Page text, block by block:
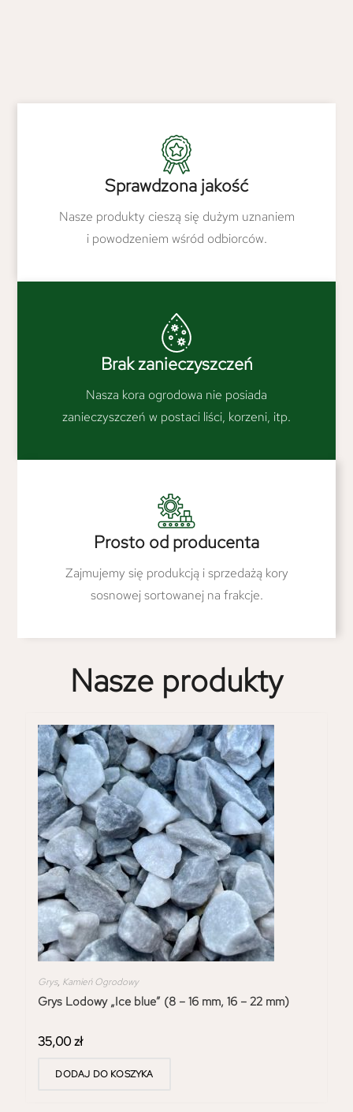
Sprawdzona jakość
Nasze produkty cieszą się dużym uznaniem
i powodzeniem wśród odbiorców.
Brak zanieczyszczeń
Nasza kora ogrodowa nie posiada
zanieczyszczeń w postaci liści, korzeni, itp.
Prosto od producenta
Zajmujemy się produkcją i sprzedażą kory
sosnowej sortowanej na frakcje.
Nasze produkty
Grys, Kamień Ogrodowy
Grys Lodowy „Ice blue” (8 – 16 mm, 16 – 22 mm)
35,00zł
DODAJ DO KOSZYKA